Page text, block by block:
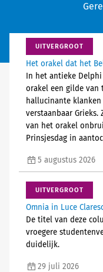
UITVERGROOT
Het orakel dat het
In het antieke
orakel een gilde van
hallucinante
verstaanbaar Grieks.
van het orakel
Prinsjesdag in
5 augustus 2026
UITVERGROOT
Omnia in Luce
De titel van deze
vroegere
duidelijk.
29 juli 2026